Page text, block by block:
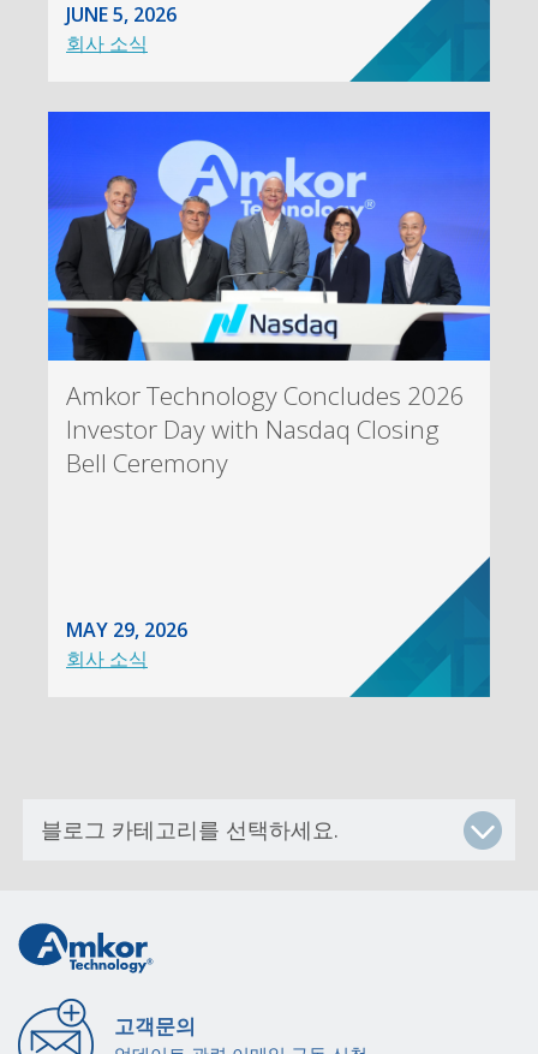
JUNE 5, 2026
회사 소식
Amkor Technology Concludes 2026
Investor Day with Nasdaq Closing
Bell Ceremony
MAY 29, 2026
회사 소식
고객문의